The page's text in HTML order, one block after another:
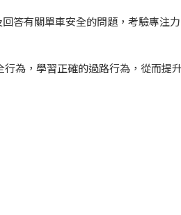
答有關單車安全的問題，考驗專注
為，學習正確的過路行為，從而提